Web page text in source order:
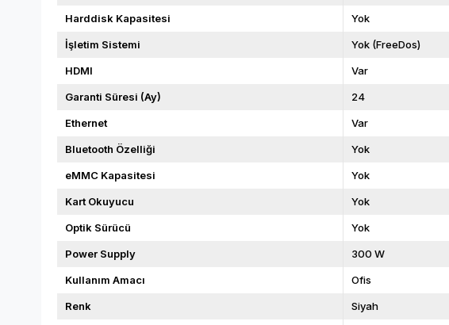
Harddisk Kapasitesi Yok
İşletim Sistemi Yok (FreeDos)
HDMI Var
Garanti Süresi (Ay) 24
Ethernet Var
Bluetooth Özelliği Yok
eMMC Kapasitesi Yok
Kart Okuyucu Yok
Optik Sürücü Yok
Power Supply 300 W
Kullanım Amacı Ofis
Renk Siyah